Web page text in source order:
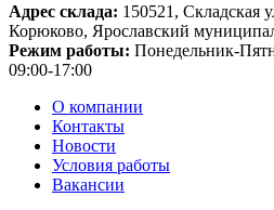
Адрес склада: 150521, Складская
Корюково, Ярославский
Режим работы: Понедельник-
09:00-17:00
О компании
Контакты
Новости
Условия работы
Вакансии